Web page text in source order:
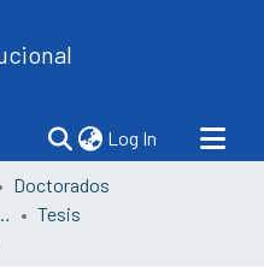
Log In (current)
Doctorados
de la Salud
Tesis